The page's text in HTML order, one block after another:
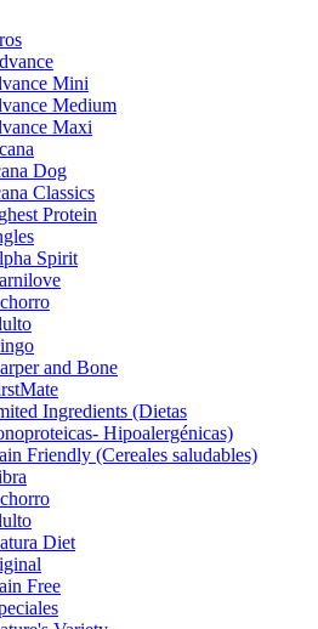
Mini
Medium
Maxi
Dog
Classics
Protein
Spirit
and Bone
Ingredients (Dietas
Hipoalergénicas)
Friendly (Cereales saludables)
Diet
Free